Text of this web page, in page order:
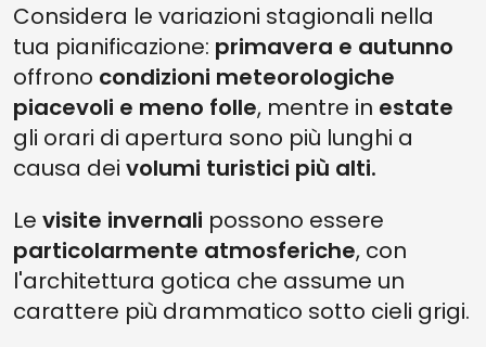
Considera le variazioni stagionali nella
tua pianificazione: primavera e autunno
offrono condizioni meteorologiche
piacevoli e meno folle, mentre in estate
gli orari di apertura sono più lunghi a
causa dei volumi turistici più alti.
Le visite invernali possono essere
particolarmente atmosferiche, con
l'architettura gotica che assume un
carattere più drammatico sotto cieli grigi.